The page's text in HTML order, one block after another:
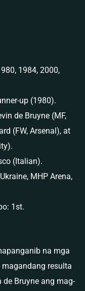
1984, 2000,
up (1980).
de Bruyne (MF,
(FW, Arsenal), at
(Italian).
MHP Arena,
1st.
na mga
resulta
Bruyne ang mag-